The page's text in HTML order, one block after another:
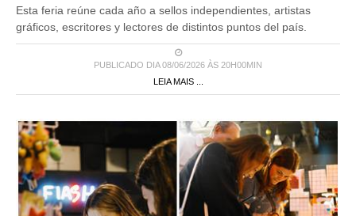
Esta feria reúne cada año a sellos independientes, artistas
gráficos, escritores y lectores de distintos puntos del país.
PUBLICADO DIA 08/06/2026 ÀS 20H00MIN
LEIA MAIS ...